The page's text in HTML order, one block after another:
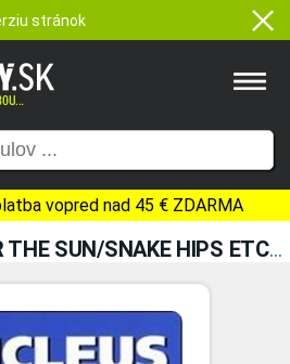
stránok
vopred nad 45 € ZDARMA
SUN/SNAKE HIPS ETCETERA